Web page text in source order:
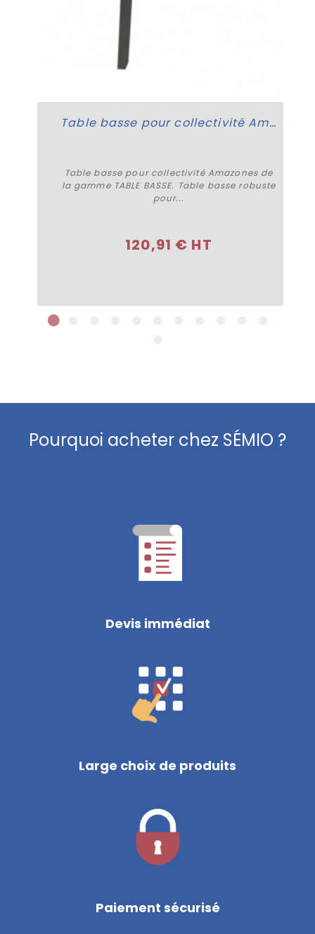
Table basse pour collectivité Amazones
Table basse pour collectivité Amazones de
la gamme TABLE BASSE. Table basse robuste
pour...
120,91 € HT
Pourquoi acheter chez SÉMIO ?
Devis immédiat
Large choix de produits
Paiement sécurisé